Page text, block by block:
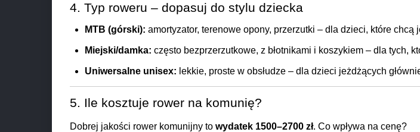
4. Typ roweru – dopasuj do stylu dziecka
MTB (górski): amortyzator, terenowe opony, przerzutki – dla dzieci, które chcą
Miejski/damka: często bezprzerzutkowe, z błotnikami i koszykiem – dla tych,
Uniwersalne unisex: lekkie, proste w obsłudze – dla dzieci jeżdżących
5. Ile kosztuje rower na komunię?
Dobrej jakości rower komunijny to wydatek 1500–2700 zł. Co wpływa na cenę?